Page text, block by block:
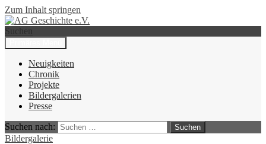
Zum Inhalt springen
AG Geschichte e.V.
Suchen
Neuigkeiten
Chronik
Projekte
Bildergalerien
Presse
Suchen nach:
Bildergalerie